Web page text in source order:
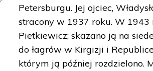
Petersburgu. Jej ojciec,
stracony w 1937 roku. W 1943
Pietkiewicz; skazano ją na
do łagrów w Kirgizji i
którym ją później rozdzielono.